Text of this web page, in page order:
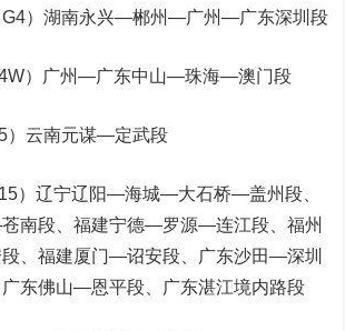
）湖南永兴—郴州—广州—广东深圳段
）广州—广东中山—珠海—澳门段
云南元谋—定武段
辽宁辽阳—海城—大石桥—盖州段、
南段、福建宁德—罗源—连江段、福州
、福建厦门—诏安段、广东沙田—深圳
东佛山—恩平段、广东湛江境内路段